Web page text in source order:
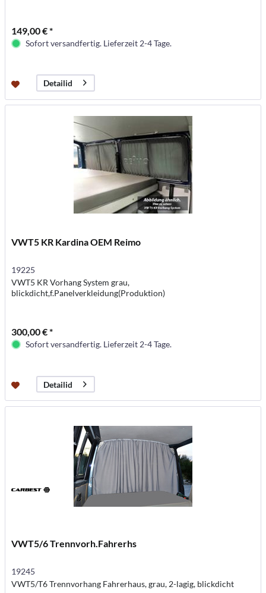
149,00 € *
Sofort versandfertig. Lieferzeit 2-4 Tage.
Detailid
VWT5 KR Kardina OEM Reimo
19225
VWT5 KR Vorhang System grau,
blickdicht,f.Panelverkleidung(Produktion)
300,00 € *
Sofort versandfertig. Lieferzeit 2-4 Tage.
Detailid
VWT5/6 Trennvorh.Fahrerhs
19245
VWT5/T6 Trennvorhang Fahrerhaus, grau, 2-lagig, blickdicht